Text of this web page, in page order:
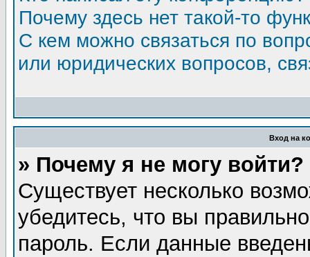
Почему здесь нет такой-то
С кем можно связаться по
или юридических вопросов,
Вход на
» Почему я не могу войти?
Существует несколько
убедитесь, что вы
пароль. Если данные